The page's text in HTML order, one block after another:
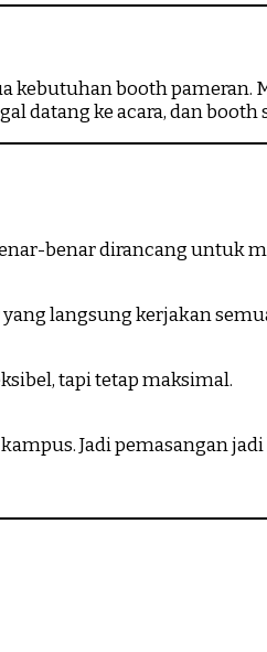
booth pameran.
datang ke acara, dan booth
benar dirancang untuk
langsung kerjakan
tapi tetap maksimal.
Jadi pemasangan